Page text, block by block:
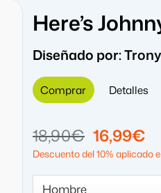
Here’s
Diseñado por:
Comprar Detalles
18,90€ El
precio
original
era:
16,99€El
Descuento del 10% aplicado